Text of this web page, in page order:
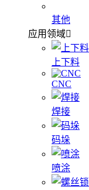
其他
应用领域
上下料
CNC
焊接
码垛
喷涂